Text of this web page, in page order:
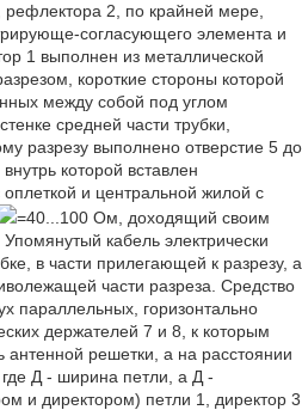
рефлектора 2, по крайней мере,
согласующего элемента и
1 выполнен из металлической
короткие стороны которой
между собой под углом
средней части трубки,
разрезу выполнено отверстие 5 до
которой вставлен
и центральной жилой с
=40...100 Ом, доходящий своим
кабель электрически
в части прилегающей к разрезу, а
части разреза. Средство
параллельных, горизонтально
держателей 7 и 8, к которым
антенной решетки, а на расстоянии
Д - ширина петли, а Д -
и директором) петли 1, директор 3